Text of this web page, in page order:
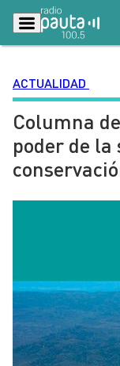
Podcasts
Lo Último
Ciudad
Dato en Pauta
Contenido
ACTUALIDAD
Columna
poder de la